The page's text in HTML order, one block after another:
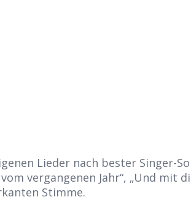
Lieder nach bester Singer-
vergangenen Jahr“, „Und mit
Stimme.